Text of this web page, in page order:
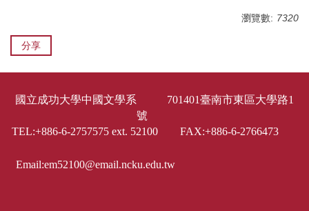
瀏覽數: 7320
分享
國立成功大學中國文學系 701401臺南市東區大學路1
號
TEL:+886-6-2757575 ext. 52100 FAX:+886-6-2766473
Email:em52100@email.ncku.edu.tw